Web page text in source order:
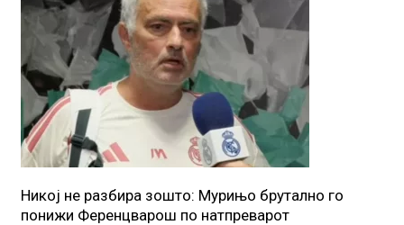
Никој не разбира зошто: Мурињо брутално го
понижи Ференцварош по натпреварот